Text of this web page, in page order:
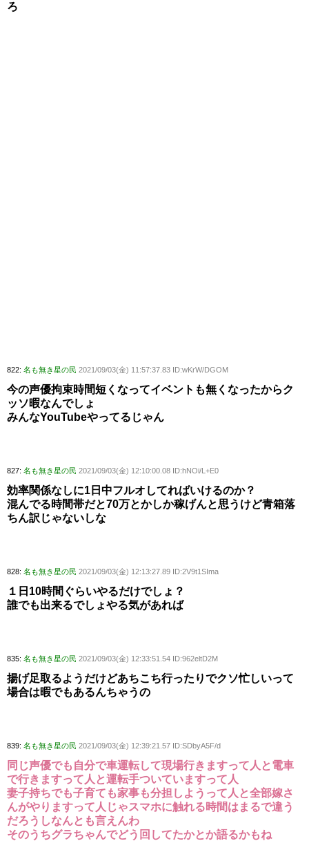
ろ
822: 名も無き星の民 2021/09/03(金) 11:57:37.83 ID:wKrW/DGOM
今の声優拘束時間短くなってイベントも無くなったからク
ッソ暇なんでしょ
みんなYouTubeやってるじゃん
827: 名も無き星の民 2021/09/03(金) 12:10:00.08 ID:hNOi/L+E0
効率関係なしに1日中フルオしてればいけるのか？
混んでる時間帯だと70万とかしか稼げんと思うけど青箱落
ちん訳じゃないしな
828: 名も無き星の民 2021/09/03(金) 12:13:27.89 ID:2V9t1SIma
１日10時間ぐらいやるだけでしょ？
誰でも出来るでしょやる気があれば
835: 名も無き星の民 2021/09/03(金) 12:33:51.54 ID:962eltD2M
揚げ足取るようだけどあちこち行ったりでクソ忙しいって
場合は暇でもあるんちゃうの
839: 名も無き星の民 2021/09/03(金) 12:39:21.57 ID:SDbyA5F/d
同じ声優でも自分で車運転して現場行きますって人と電車
で行きますって人と運転手ついていますって人
妻子持ちでも子育ても家事も分担しようって人と全部嫁さ
んがやりますって人じゃスマホに触れる時間はまるで違う
だろうしなんとも言えんわ
そのうちグラちゃんでどう回してたかとか語るかもね